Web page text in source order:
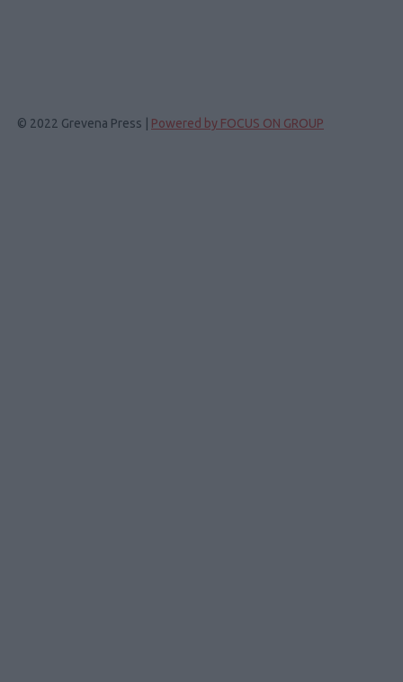
© 2022 Grevena Press | Powered by FOCUS ON GROUP